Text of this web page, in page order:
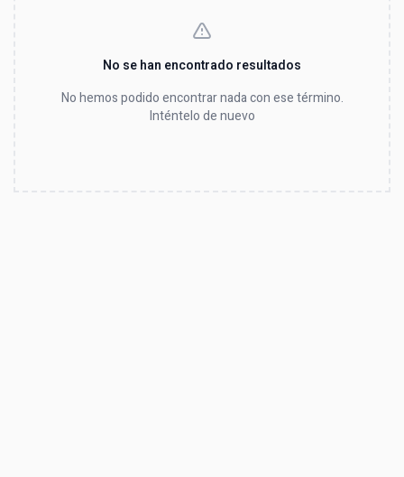
No se han encontrado resultados
No hemos podido encontrar nada con ese término.
Inténtelo de nuevo